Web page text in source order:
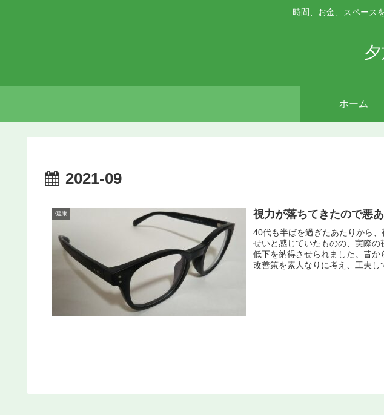
時間、お金、スペース
ホーム
2021-09
健康 視力が落ちてきたので悪
40代も半ばを過ぎたあたりから
せいと感じていたものの、実際
低下を納得させられました。昔か
改善策を素人なりに考え、工夫し